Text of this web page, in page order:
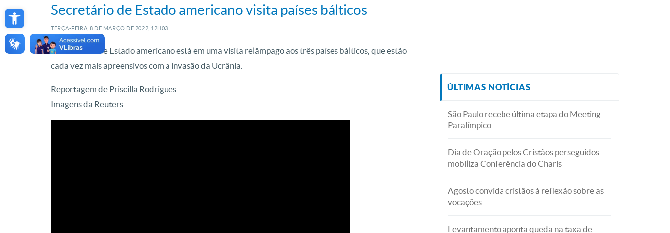
Open toolbarSecretário de Estado americano visita países bálticos
TERÇA-FEIRA, 8 DE MARÇO DE 2022, 12H03
O secretário de Estado americano está em uma visita relâmpago aos três países bálticos, que estão
cada vez mais apreensivos com a invasão da Ucrânia.
Reportagem de Priscilla Rodrigues
Imagens da Reuters
ÚLTIMAS NOTÍCIAS
São Paulo recebe última etapa do Meeting
Paralímpico
Dia de Oração pelos Cristãos perseguidos
mobiliza Conferência do Charis
Agosto convida cristãos à reflexão sobre as
vocações
Levantamento aponta queda na taxa de